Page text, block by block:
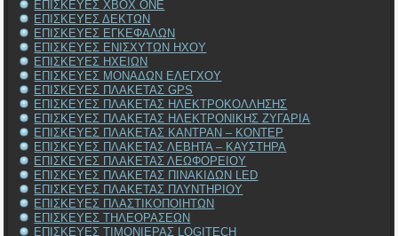
ΕΠΙΣΚΕΥΕΣ XBOX ONE
ΕΠΙΣΚΕΥΕΣ ΔΕΚΤΩΝ
ΕΠΙΣΚΕΥΕΣ ΕΓΚΕΦΑΛΩΝ
ΕΠΙΣΚΕΥΕΣ ΕΝΙΣΧΥΤΩΝ ΗΧΟΥ
ΕΠΙΣΚΕΥΕΣ ΗΧΕΙΩΝ
ΕΠΙΣΚΕΥΕΣ ΜΟΝΑΔΩΝ ΕΛΕΓΧΟΥ
ΕΠΙΣΚΕΥΕΣ ΠΛΑΚΕΤΑΣ GPS
ΕΠΙΣΚΕΥΕΣ ΠΛΑΚΕΤΑΣ ΗΛΕΚΤΡΟΚΟΛΛΗΣΗΣ
ΕΠΙΣΚΕΥΕΣ ΠΛΑΚΕΤΑΣ ΗΛΕΚΤΡΟΝΙΚΗΣ ΖΥΓΑΡΙΑ
ΕΠΙΣΚΕΥΕΣ ΠΛΑΚΕΤΑΣ ΚΑΝΤΡΑΝ – ΚΟΝΤΕΡ
ΕΠΙΣΚΕΥΕΣ ΠΛΑΚΕΤΑΣ ΛΕΒΗΤΑ – ΚΑΥΣΤΗΡΑ
ΕΠΙΣΚΕΥΕΣ ΠΛΑΚΕΤΑΣ ΛΕΩΦΟΡΕΙΟΥ
ΕΠΙΣΚΕΥΕΣ ΠΛΑΚΕΤΑΣ ΠΙΝΑΚΙΔΩΝ LED
ΕΠΙΣΚΕΥΕΣ ΠΛΑΚΕΤΑΣ ΠΛΥΝΤΗΡΙΟΥ
ΕΠΙΣΚΕΥΕΣ ΠΛΑΣΤΙΚΟΠΟΙΗΤΩΝ
ΕΠΙΣΚΕΥΕΣ ΤΗΛΕΟΡΑΣΕΩΝ
ΕΠΙΣΚΕΥΕΣ ΤΙΜΟΝΙΕΡΑΣ LOGITECH